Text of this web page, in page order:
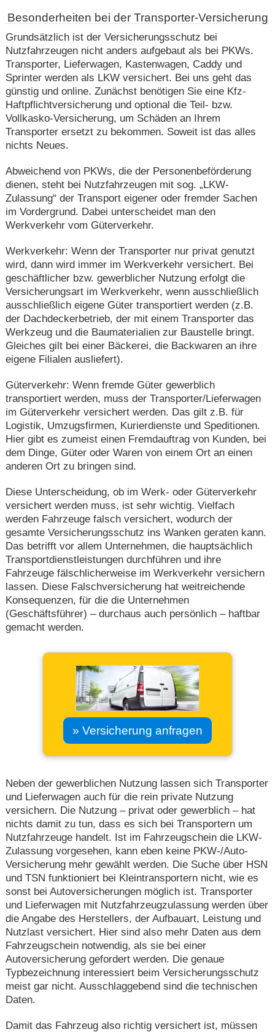
Besonderheiten bei der Transporter-Versicherung
Grundsätzlich ist der Versicherungsschutz bei
Nutzfahrzeugen nicht anders aufgebaut als bei PKWs.
Transporter, Lieferwagen, Kastenwagen, Caddy und
Sprinter werden als LKW versichert. Bei uns geht das
günstig und online. Zunächst benötigen Sie eine Kfz-
Haftpflichtversicherung und optional die Teil- bzw.
Vollkasko-Versicherung, um Schäden an Ihrem
Transporter ersetzt zu bekommen. Soweit ist das alles
nichts Neues.
Abweichend von PKWs, die der Personenbeförderung
dienen, steht bei Nutzfahrzeugen mit sog. „LKW-
Zulassung“ der Transport eigener oder fremder Sachen
im Vordergrund. Dabei unterscheidet man den
Werkverkehr vom Güterverkehr.
Werkverkehr: Wenn der Transporter nur privat genutzt
wird, dann wird immer im Werkverkehr versichert. Bei
geschäftlicher bzw. gewerblicher Nutzung erfolgt die
Versicherungsart im Werkverkehr, wenn ausschließlich
ausschließlich eigene Güter transportiert werden (z.B.
der Dachdeckerbetrieb, der mit einem Transporter das
Werkzeug und die Baumaterialien zur Baustelle bringt.
Gleiches gilt bei einer Bäckerei, die Backwaren an ihre
eigene Filialen ausliefert).
Güterverkehr: Wenn fremde Güter gewerblich
transportiert werden, muss der Transporter/Lieferwagen
im Güterverkehr versichert werden. Das gilt z.B. für
Logistik, Umzugsfirmen, Kurierdienste und Speditionen.
Hier gibt es zumeist einen Fremdauftrag von Kunden, bei
dem Dinge, Güter oder Waren von einem Ort an einen
anderen Ort zu bringen sind.
Diese Unterscheidung, ob im Werk- oder Güterverkehr
versichert werden muss, ist sehr wichtig. Vielfach
werden Fahrzeuge falsch versichert, wodurch der
gesamte Versicherungsschutz ins Wanken geraten kann.
Das betrifft vor allem Unternehmen, die hauptsächlich
Transportdienstleistungen durchführen und ihre
Fahrzeuge fälschlicherweise im Werkverkehr versichern
lassen. Diese Falschversicherung hat weitreichende
Konsequenzen, für die die Unternehmen
(Geschäftsführer) – durchaus auch persönlich – haftbar
gemacht werden.
» Versicherung anfragen
Neben der gewerblichen Nutzung lassen sich Transporter
und Lieferwagen auch für die rein private Nutzung
versichern. Die Nutzung – privat oder gewerblich – hat
nichts damit zu tun, dass es sich bei Transportern um
Nutzfahrzeuge handelt. Ist im Fahrzeugschein die LKW-
Zulassung vorgesehen, kann eben keine PKW-/Auto-
Versicherung mehr gewählt werden. Die Suche über HSN
und TSN funktioniert bei Kleintransportern nicht, wie es
sonst bei Autoversicherungen möglich ist. Transporter
und Lieferwagen mit Nutzfahrzeugzulassung werden über
die Angabe des Herstellers, der Aufbauart, Leistung und
Nutzlast versichert. Hier sind also mehr Daten aus dem
Fahrzeugschein notwendig, als sie bei einer
Autoversicherung gefordert werden. Die genaue
Typbezeichnung interessiert beim Versicherungsschutz
meist gar nicht. Ausschlaggebend sind die technischen
Daten.
Damit das Fahrzeug also richtig versichert ist, müssen